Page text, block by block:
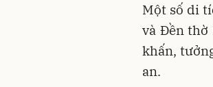
Một số di
và Đền thờ
khấn,
an.